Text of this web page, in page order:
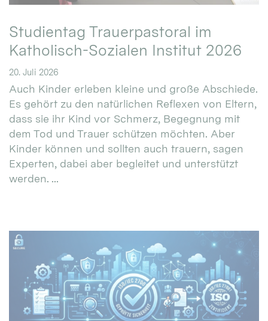
Studientag Trauerpastoral im
Katholisch-Sozialen Institut 2026
20. Juli 2026
Auch Kinder erleben kleine und große Abschiede.
Es gehört zu den natürlichen Reflexen von Eltern,
dass sie ihr Kind vor Schmerz, Begegnung mit
dem Tod und Trauer schützen möchten. Aber
Kinder können und sollten auch trauern, sagen
Experten, dabei aber begleitet und unterstützt
werden. ...